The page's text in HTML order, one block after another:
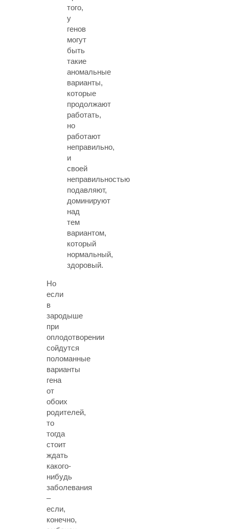
того,
у
генов
могут
быть
такие
аномальные
варианты,
которые
продолжают
работать,
но
работают
неправильно,
и
своей
неправильностью
подавляют,
доминируют
над
тем
вариантом,
который
нормальный,
здоровый.
Но
если
в
зародыше
при
оплодотворении
сойдутся
поломанные
варианты
гена
от
обоих
родителей,
то
тогда
стоит
ждать
какого-
нибудь
заболевания
–
если,
конечно,